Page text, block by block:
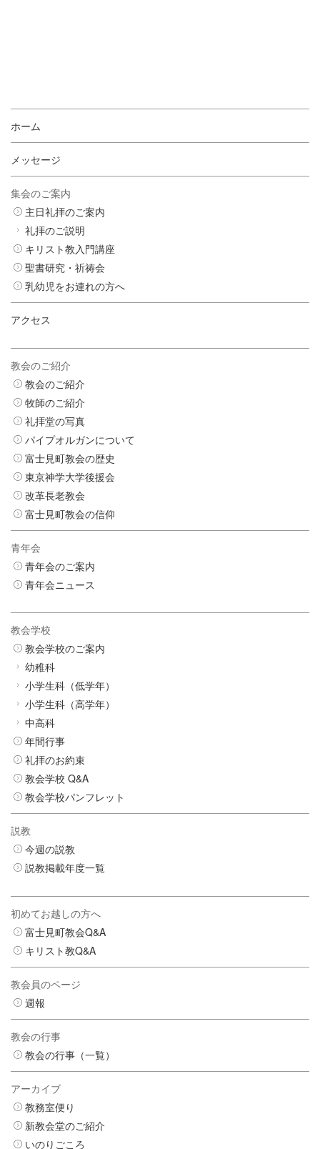
ホーム
メッセージ
集会のご案内
主日礼拝のご案内
礼拝のご説明
キリスト教入門講座
聖書研究・祈祷会
乳幼児をお連れの方へ
アクセス
教会のご紹介
教会のご紹介
牧師のご紹介
礼拝堂の写真
パイプオルガンについて
富士見町教会の歴史
東京神学大学後援会
改革長老教会
富士見町教会の信仰
青年会
青年会のご案内
青年会ニュース
教会学校
教会学校のご案内
幼稚科
小学生科（低学年）
小学生科（高学年）
中高科
年間行事
礼拝のお約束
教会学校 Q&A
教会学校パンフレット
説教
今週の説教
説教掲載年度一覧
初めてお越しの方へ
富士見町教会Q&A
キリスト教Q&A
教会員のページ
週報
教会の行事
教会の行事（一覧）
アーカイブ
教務室便り
新教会堂のご紹介
いのりごころ